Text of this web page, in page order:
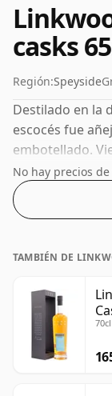
casks
Región:Speyside
Destilado en la
escocés fue
embotellado.
embotella con
No hay precios
TAMBIÉN DE